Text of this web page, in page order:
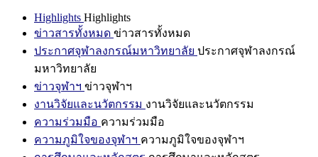
Highlights Highlights
ข่าวสารทั้งหมด ข่าวสารทั้งหมด
ประกาศจุฬาลงกรณ์มหาวิทยาลัย ประกาศจุฬาลงกรณ์
มหาวิทยาลัย
ข่าวจุฬาฯ ข่าวจุฬาฯ
งานวิจัยและนวัตกรรม งานวิจัยและนวัตกรรม
ความร่วมมือ ความร่วมมือ
ความภูมิใจของจุฬาฯ ความภูมิใจของจุฬาฯ